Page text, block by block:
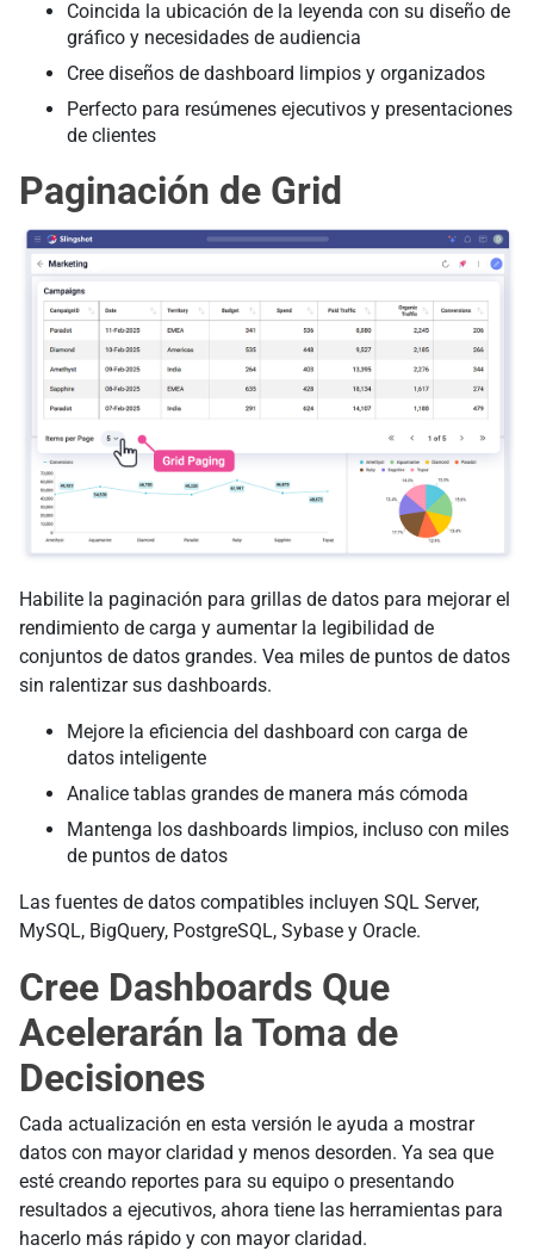
Coincida la ubicación de la leyenda con su diseño de
gráfico y necesidades de audiencia
Cree diseños de dashboard limpios y organizados
Perfecto para resúmenes ejecutivos y presentaciones
de clientes
Paginación de Grid
Habilite la paginación para grillas de datos para mejorar el
rendimiento de carga y aumentar la legibilidad de
conjuntos de datos grandes. Vea miles de puntos de datos
sin ralentizar sus dashboards.
Mejore la eficiencia del dashboard con carga de
datos inteligente
Analice tablas grandes de manera más cómoda
Mantenga los dashboards limpios, incluso con miles
de puntos de datos
Las fuentes de datos compatibles incluyen SQL Server,
MySQL, BigQuery, PostgreSQL, Sybase y Oracle.
Cree Dashboards Que
Acelerarán la Toma de
Decisiones
Cada actualización en esta versión le ayuda a mostrar
datos con mayor claridad y menos desorden. Ya sea que
esté creando reportes para su equipo o presentando
resultados a ejecutivos, ahora tiene las herramientas para
hacerlo más rápido y con mayor claridad.